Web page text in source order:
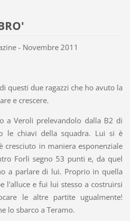
- Novembre 2011
questi due ragazzi che ho avuto la
e crescere.
a Veroli prelevandolo dalla B2 di
le chiavi della squadra. Lui si è
cresciuto in maniera esponenziale
Forlì segno 53 punti e, da quel
a parlare di lui. Proprio in quella
l'alluce e fui lui stesso a costruirsi
le altre partite ugualmente!
lo sbarco a Teramo.